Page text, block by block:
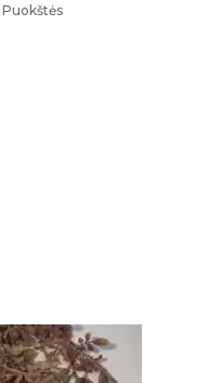
Puokštės